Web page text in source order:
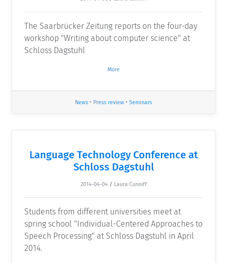
The Saarbrücker Zeitung reports on the four-day
workshop "Writing about computer science" at
Schloss Dagstuhl
More
News • Press review • Seminars
Language Technology Conference at
Schloss Dagstuhl
2014-04-04 / Laura Cunniff
Students from different universities meet at
spring school "Individual-Centered Approaches to
Speech Processing" at Schloss Dagstuhl in April
2014.